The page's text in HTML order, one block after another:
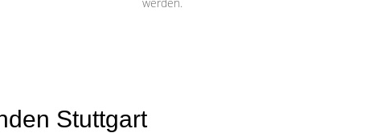
Stuttgart